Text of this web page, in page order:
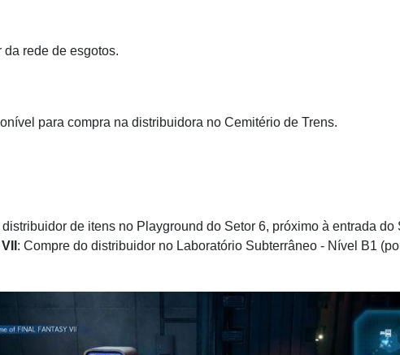
rede de esgotos.
para compra na distribuidora no Cemitério de Trens.
de itens no Playground do Setor 6, próximo à entrada do
: Compre do distribuidor no Laboratório Subterrâneo - Nível B1